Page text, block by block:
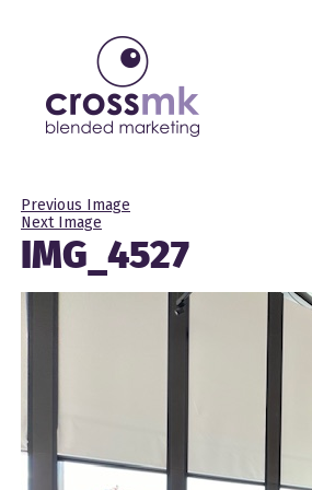
Previous Image
Next Image
IMG_4527